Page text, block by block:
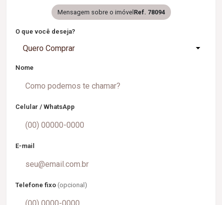
Mensagem sobre o imóvel Ref. 78094
O que você deseja?
Quero Comprar
Nome
Celular / WhatsApp
E-mail
Telefone fixo (opcional)